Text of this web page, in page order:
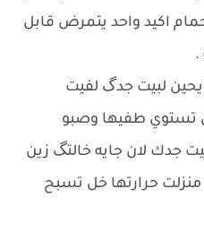
اكيد واحد يتمرض قابل
.
لبيت جدگ لفيت
من تستوي طفيها وصبو
جدك لان جايه خالتگ زين
منزلت حرارتها خل تسبح